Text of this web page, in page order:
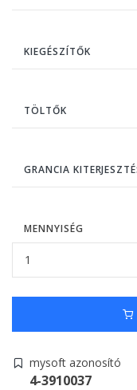
KIEGÉSZÍTŐK
TÖLTŐK
GRANCIA
MENNYISÉG
mysoft azonosító
4-3910037